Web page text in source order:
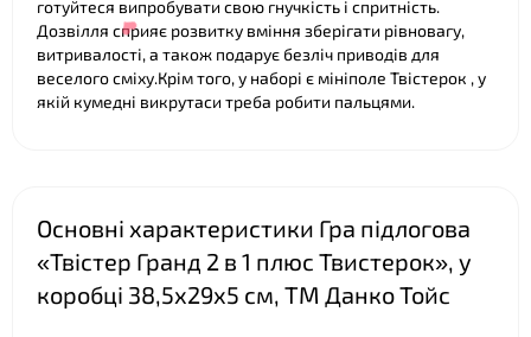
готуйтеся випробувати свою гнучкість і спритність.
Дозвілля сприяє розвитку вміння зберігати рівновагу,
витривалості, а також подарує безліч приводів для
веселого сміху.Крім того, у наборі є мініполе Твістерок , у
якій кумедні викрутаси треба робити пальцями.
Основні характеристики Гра підлогова
«Твістер Гранд 2 в 1 плюс Твистерок», у
коробці 38,5х29х5 см, ТМ Данко Тойс
❤